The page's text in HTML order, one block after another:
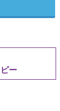
ー